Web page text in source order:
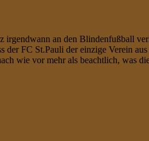
an den Blindenfußball
der FC St.Pauli der einzige Verein
wie vor mehr als beachtlich, was